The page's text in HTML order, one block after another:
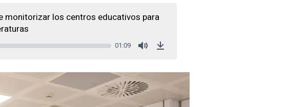
monitorizar los centros educativos para
01:09